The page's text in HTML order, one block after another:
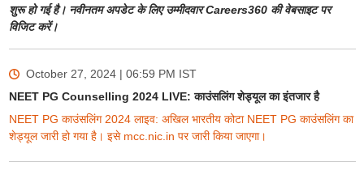
शुरू हो गई है। नवीनतम अपडेट के लिए उम्मीदवार Careers360 की वेबसाइट पर
विजिट करें।
October 27, 2024 | 06:59 PM IST
NEET PG Counselling 2024 LIVE: काउंसलिंग शेड्यूल का इंतजार है
NEET PG काउंसलिंग 2024 लाइव: अखिल भारतीय कोटा NEET PG काउंसलिंग का
शेड्यूल जारी हो गया है। इसे mcc.nic.in पर जारी किया जाएगा।